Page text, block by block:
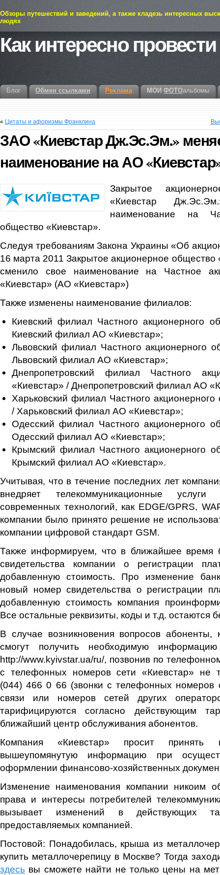
Обзоры путешествий и заведений, а также кладезь интересных
людях
Как интересно
Блог Обмен ссылками Реклама МОИ ФОТОальбомы
« Цитаты и афоризмы Франклина
ЗАО «Киевстар Дж.Эс.Эм.»
наименование на АО
Закрытое
«Киевстар
наименование на
общество «Киевстар».
Следуя требованиям Закона Украины «Об
16 марта 2011 Закрытое акционерное
сменило свое наименование на Частное
«Киевстар» (АО «Киевстар»)
Также изменены наименование филиалов:
Киевский филиал Частного акционерного
Киевский филиал АО «Киевстар»;
Львовский филиал Частного акционерного
Львовский филиал АО «Киевстар»;
Днепропетровский филиал Частного
«Киевстар» / Днепропетровский филиал АО
Харьковский филиал Частного
/ Харьковский филиал АО «Киевстар»;
Одесский филиал Частного акционерного
Одесский филиал АО «Киевстар»;
Крымский филиал Частного акционерного
Крымский филиал АО «Киевстар».
Учитывая, что в течение последних лет
внедряет телекоммуникационные
современных технологий, как EDGE/GPRS,
компании было принято решение не
компании цифровой стандарт GSM.
Также информируем, что в ближайшее время
свидетельства компании о регистрации
добавленную стоимость. Про изменение
новый номер свидетельства о регистрации
добавленную стоимость компания
Все остальные реквизиты, коды и т.д. остаются
В случае возникновения вопросов абоненты,
смогут получить необходимую
http://www.kyivstar.ua/ru/, позвонив по
с телефонных номеров сети «Киевстар» не
(044) 466 0 66 (звонки с телефонных номеров
связи или номеров сетей других
тарифицируются согласно действующим
ближайший центр обслуживания абонентов.
Компания «Киевстар» просит
вышеупомянутую информацию при
оформлении финансово-хозяйственных
Изменение наименования компании никоим
права и интересы потребителей
вызывает изменений в действующих
предоставляемых компанией.
Постовой: Понадобилась, крыша из
купить металлочерепицу в Москве? Тогда
здесь вы сможете найти не только цены на